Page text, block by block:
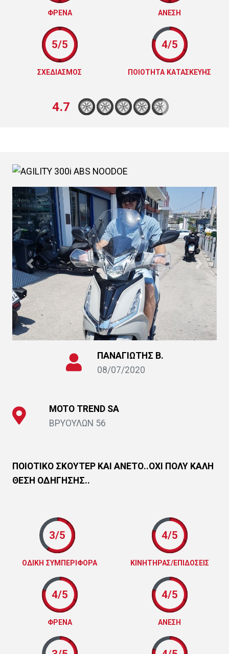
ΦΡΕΝΑ ΑΝΕΣΗ
5/5
ΣΧΕΔΙΑΣΜΟΣ
4/5
ΠΟΙΟΤΗΤΑ ΚΑΤΑΣΚΕΥΗΣ
4.7
ΠΑΝΑΓΙΩΤΗΣ Β.
08/07/2020
MOTO ΤRΕΝD SΑ
ΒΡΥΟΥΛΩΝ 56
ΠΟΙΟΤΙΚΟ ΣΚΟΥΤΕΡ ΚΑΙ ΑΝΕΤΟ..ΟΧΙ ΠΟΛΥ ΚΑΛΗ
ΘΕΣΗ ΟΔΗΓΗΣΗΣ..
3/5
ΟΔΙΚΗ ΣΥΜΠΕΡΙΦΟΡΑ
4/5
ΚΙΝΗΤΗΡΑΣ/ΕΠΙΔΟΣΕΙΣ
4/5
ΦΡΕΝΑ
4/5
ΑΝΕΣΗ